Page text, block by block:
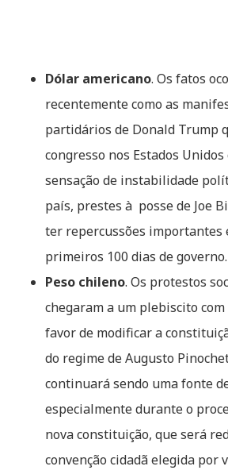
Dólar americano. Os fatos
recentemente como as
partidários de Donald Trump
congresso nos Estados
sensação de instabilidade
país, prestes à posse de Joe
ter repercussões importantes
primeiros 100 dias de governo.
Peso chileno. Os protestos
chegaram a um plebiscito com
favor de modificar a
do regime de Augusto
continuará sendo uma fonte
especialmente durante o
nova constituição, que será
convenção cidadã elegida por